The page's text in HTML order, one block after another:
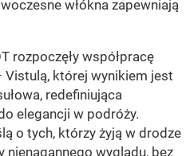
włókna zapewniają
rozpoczęły współpracę
której wynikiem jest
redefiniująca
elegancji w podróży.
o tych, którzy żyją w drodze
nienagannego wyglądu, bez